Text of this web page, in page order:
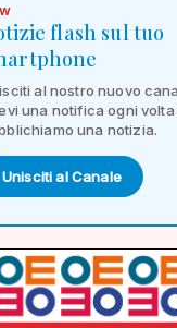
flash sul tuo
al nostro nuovo
una notifica ogni volta
una notizia.
Unisciti al Canale